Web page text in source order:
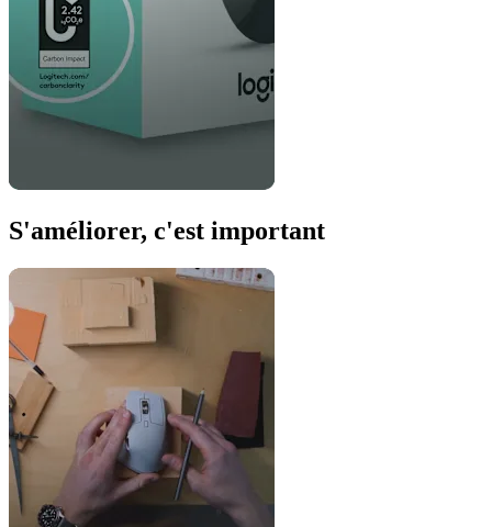
S'améliorer, c'est important